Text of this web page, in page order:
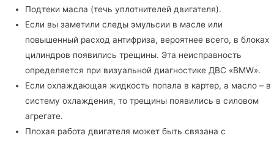
Подтеки масла (течь уплотнителей двигателя).
Если вы заметили следы эмульсии в масле или
повышенный расход антифриза, вероятнее всего, в блоках
цилиндров появились трещины. Эта неисправность
определяется при визуальной диагностике ДВС «BMW».
Если охлаждающая жидкость попала в картер, а масло – в
систему охлаждения, то трещины появились в силовом
агрегате.
Плохая работа двигателя может быть связана с